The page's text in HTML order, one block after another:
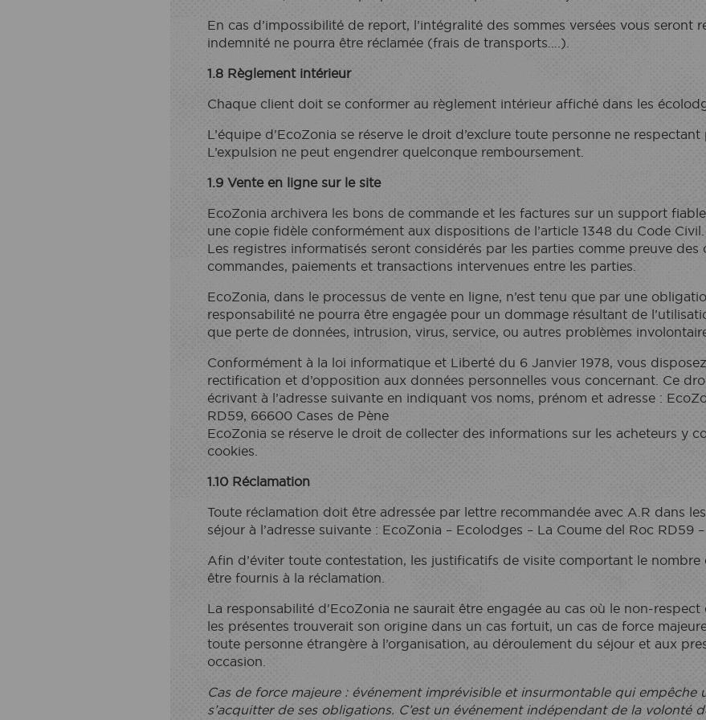
En cas d’impossibilité de report, l’intégralité des sommes versées vous seront
indemnité ne pourra être réclamée (frais de transports….).
1.8 Règlement intérieur
Chaque client doit se conformer au règlement intérieur affiché dans les
L’équipe d'EcoZonia se réserve le droit d’exclure toute personne ne respectant
L’expulsion ne peut engendrer quelconque remboursement.
1.9 Vente en ligne sur le site
EcoZonia archivera les bons de commande et les factures sur un support
une copie fidèle conformément aux dispositions de l’article 1348 du Code Civil.
Les registres informatisés seront considérés par les parties comme preuve des
commandes, paiements et transactions intervenues entre les parties.
EcoZonia, dans le processus de vente en ligne, n’est tenu que par une
responsabilité ne pourra être engagée pour un dommage résultant de
que perte de données, intrusion, virus, service, ou autres problèmes
Conformément à la loi informatique et Liberté du 6 Janvier 1978, vous
rectification et d’opposition aux données personnelles vous concernant. Ce
écrivant à l’adresse suivante en indiquant vos noms, prénom et adresse :
RD59, 66600 Cases de Pène
EcoZonia se réserve le droit de collecter des informations sur les acheteurs y
cookies.
1.10 Réclamation
Toute réclamation doit être adressée par lettre recommandée avec A.R dans
séjour à l’adresse suivante : EcoZonia – Ecolodges – La Coume del Roc RD59
Afin d’éviter toute contestation, les justificatifs de visite comportant le
être fournis à la réclamation.
La responsabilité d'EcoZonia ne saurait être engagée au cas où le non-
les présentes trouverait son origine dans un cas fortuit, un cas de force
toute personne étrangère à l’organisation, au déroulement du séjour et aux
occasion.
Cas de force majeure : événement imprévisible et insurmontable qui empêche
s’acquitter de ses obligations. C’est un événement indépendant de la volonté